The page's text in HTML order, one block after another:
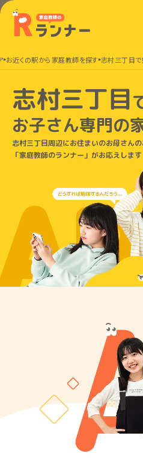
お近くの駅から家庭教師を探す 志村三丁目
志村三丁目
お子さん専門の
志村三丁目周辺にお住まいのお母さん
「家庭教師のランナー」がお応えします